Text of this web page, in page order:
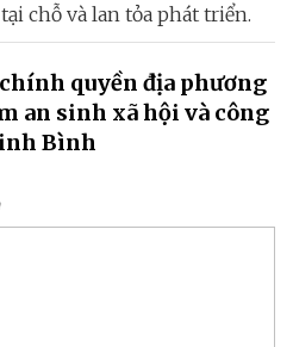
chỗ và lan tỏa phát triển.
quyền địa phương
an sinh xã hội và công
Bình